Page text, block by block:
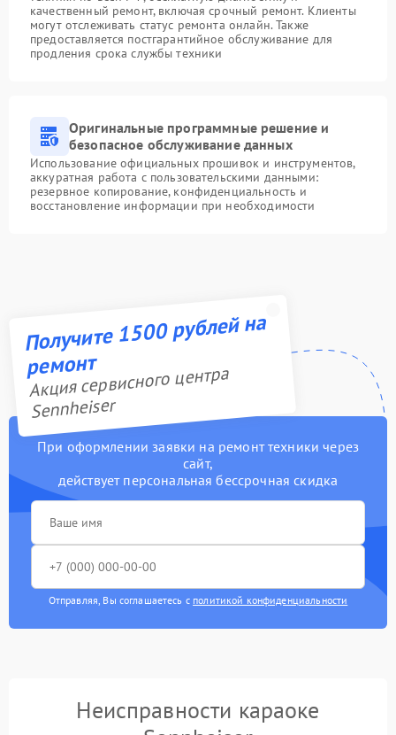
качественный ремонт, включая срочный ремонт. Клиенты
могут отслеживать статус ремонта онлайн. Также
предоставляется постгарантийное обслуживание для
продления срока службы техники
Оригинальные программные решение и
безопасное обслуживание данных
Использование официальных прошивок и инструментов,
аккуратная работа с пользовательскими данными:
резервное копирование, конфиденциальность и
восстановление информации при необходимости
Получите 1500 рублей на
ремонт
Акция сервисного центра
Sennheiser
При оформлении заявки на ремонт техники через
сайт,
действует персональная бессрочная скидка
Отправляя, Вы соглашаетесь с политикой конфиденциальности
Неисправности караоке